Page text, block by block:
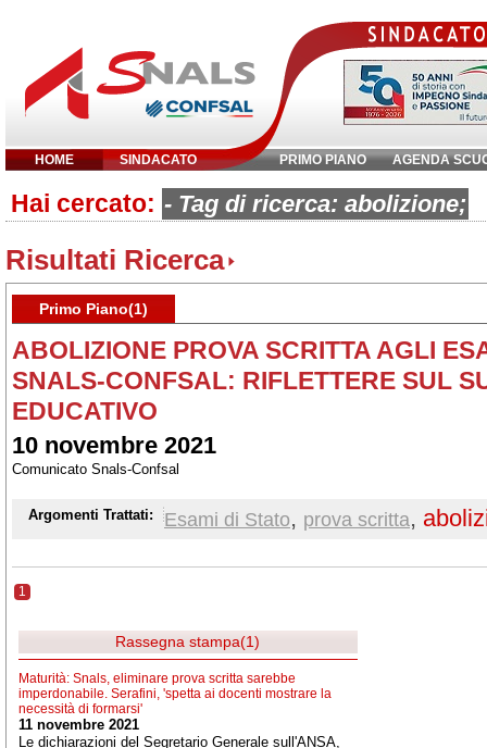
HOME SINDACATO PRIMO PIANO AGENDA
Inserisci parola chiave:
Hai cercato: - Tag di ricerca: abolizione;
Risultati Ricerca
Primo Piano(1)
ABOLIZIONE PROVA SCRITTA AGLI
SNALS-CONFSAL: RIFLETTERE SUL
EDUCATIVO
10 novembre 2021
Comunicato Snals-Confsal
Argomenti Trattati: Esami di Stato, prova scritta,
1
Rassegna stampa(1)
Maturità: Snals, eliminare prova scritta sarebbe
imperdonabile. Serafini, 'spetta ai docenti mostrare la
necessità di formarsi'
11 novembre 2021
Le dichiarazioni del Segretario Generale sull'ANSA,